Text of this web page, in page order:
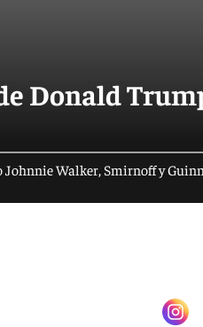
Donald
Walker, Smirnoff y